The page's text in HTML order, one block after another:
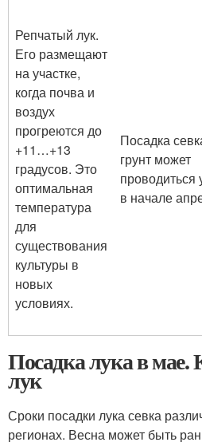
Репчатый лук.
Его размещают
на участке,
когда почва и
воздух
прогреются до
+11…+13
градусов. Это
оптимальная
температура
для
существования
культуры в
новых
условиях.
Посадка
грунт может
проводиться
в начале
Посадка лука в мае.
лук
Сроки посадки лука севка
регионах. Весна может быть